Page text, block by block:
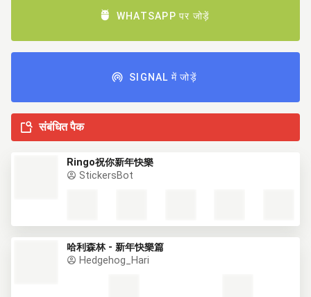
WHATSAPP पर जोड़ें
SIGNAL में जोड़ें
संबंधित पैक
Ringo祝你新年快樂
StickersBot
哈利森林 - 新年快樂篇
Hedgehog_Hari